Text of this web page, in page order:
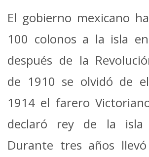
El gobierno mexicano
100 colonos a la isla
después de la
de 1910 se olvidó de
1914 el farero
declaró rey de la isla
Durante tres años